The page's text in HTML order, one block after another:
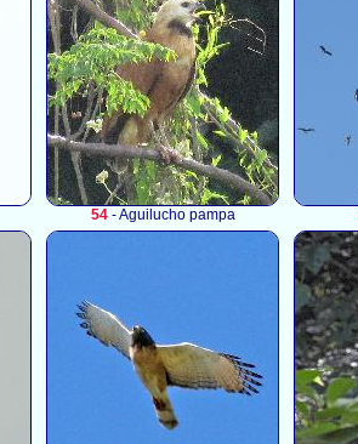
54- Aguilucho pampa